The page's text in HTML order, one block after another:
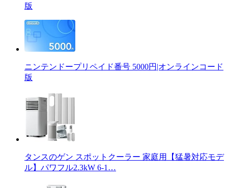
版
ニンテンドープリペイド番号 5000円|オンラインコード
版
タンスのゲン スポットクーラー 家庭用【猛暑対応モデ
ル】パワフル2.3kW 6-1…